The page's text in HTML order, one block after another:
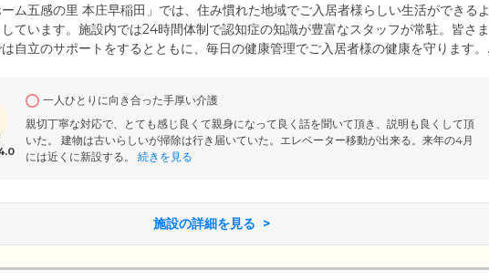
ーム五感の里 本庄早稲田」では、住み慣れた地域でご入居者様らしい生活ができるよ
ています。施設内では24時間体制で認知症の知識が豊富なスタッフが常駐。皆さま
自立のサポートをするとともに、毎日の健康管理でご入居者様の健康を守ります。
ンをとりながら、何でもご相談いただける信頼関係を築いていきます。
一人ひとりに向き合った手厚い介護
親切丁寧な対応で、とても感じ良くて親身になって良く話を聞いて頂き、説明も良くして頂
いた。 建物は古いらしいが掃除は行き届いていた。エレベーター移動が出来る。来年の4月
には近くに新設する。
続きを見る
施設の詳細を見る